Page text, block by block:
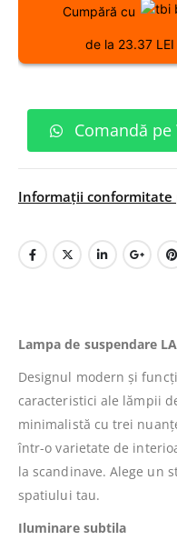
Cumpără cu
de la 23.37 LEI
Comandă pe
Informații conformitate
Lampa de suspendare
Designul modern și
caracteristici ale lămpii
minimalistă cu trei
într-o varietate de
la scandinave. Alege un
spatiului tau.
Iluminare subtila